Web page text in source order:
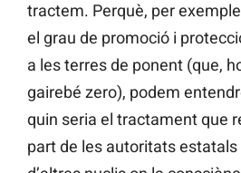
tractem. Perquè, per
el grau de promoció i
a les terres de ponent (que,
gairebé zero), podem
quin seria el tractament que
part de les autoritats estatals